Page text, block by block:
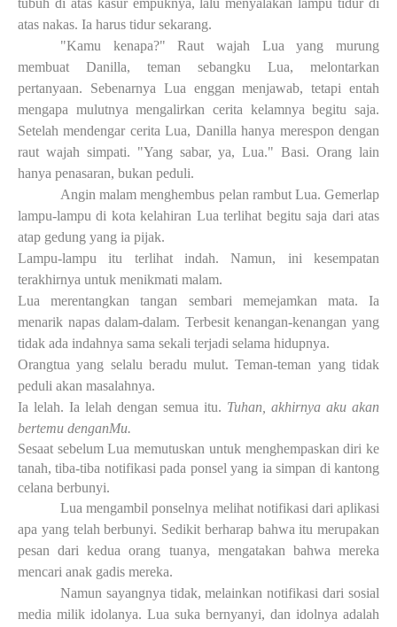
tubuh di atas kasur empuknya, lalu menyalakan lampu tidur di
atas nakas. Ia harus tidur sekarang.
"Kamu kenapa?" Raut wajah Lua yang murung
membuat Danilla, teman sebangku Lua, melontarkan
pertanyaan. Sebenarnya Lua enggan menjawab, tetapi entah
mengapa mulutnya mengalirkan cerita kelamnya begitu saja.
Setelah mendengar cerita Lua, Danilla hanya merespon dengan
raut wajah simpati. "Yang sabar, ya, Lua." Basi. Orang lain
hanya penasaran, bukan peduli.
Angin malam menghembus pelan rambut Lua. Gemerlap
lampu-lampu di kota kelahiran Lua terlihat begitu saja dari atas
atap gedung yang ia pijak.
Lampu-lampu itu terlihat indah. Namun, ini kesempatan
terakhirnya untuk menikmati malam.
Lua merentangkan tangan sembari memejamkan mata. Ia
menarik napas dalam-dalam. Terbesit kenangan-kenangan yang
tidak ada indahnya sama sekali terjadi selama hidupnya.
Orangtua yang selalu beradu mulut. Teman-teman yang tidak
peduli akan masalahnya.
Ia lelah. Ia lelah dengan semua itu. Tuhan, akhirnya aku akan
bertemu denganMu.
Sesaat sebelum Lua memutuskan untuk menghempaskan diri ke
tanah, tiba-tiba notifikasi pada ponsel yang ia simpan di kantong
celana berbunyi.
Lua mengambil ponselnya melihat notifikasi dari aplikasi
apa yang telah berbunyi. Sedikit berharap bahwa itu merupakan
pesan dari kedua orang tuanya, mengatakan bahwa mereka
mencari anak gadis mereka.
Namun sayangnya tidak, melainkan notifikasi dari sosial
media milik idolanya. Lua suka bernyanyi, dan idolnya adalah